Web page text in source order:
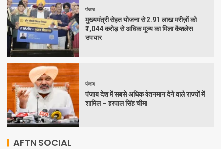
पंजाब
मुख्यमंत्री सेहत योजना से 2.91 लाख मरीज़ों को
₹1,044 करोड़ से अधिक मूल्य का मिला कैशलेस
उपचार
पंजाब
पंजाब देश में सबसे अधिक वेतनमान देने वाले राज्यों में
शामिल – हरपाल सिंह चीमा
AFTN SOCIAL